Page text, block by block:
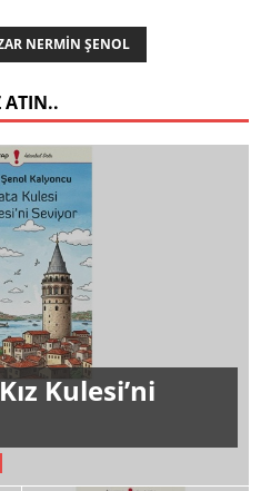
NERMIN ŞENOL
ATIN..
Kulesi’ni